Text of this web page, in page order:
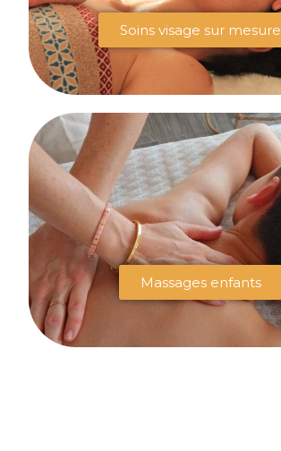
Soins visage sur mesure
Massages enfants